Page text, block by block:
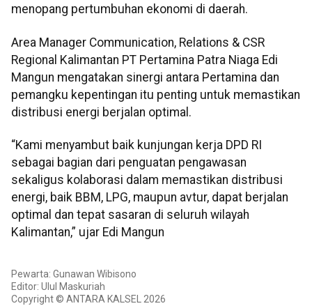
menopang pertumbuhan ekonomi di daerah.
Area Manager Communication, Relations & CSR
Regional Kalimantan PT Pertamina Patra Niaga Edi
Mangun mengatakan sinergi antara Pertamina dan
pemangku kepentingan itu penting untuk memastikan
distribusi energi berjalan optimal.
“Kami menyambut baik kunjungan kerja DPD RI
sebagai bagian dari penguatan pengawasan
sekaligus kolaborasi dalam memastikan distribusi
energi, baik BBM, LPG, maupun avtur, dapat berjalan
optimal dan tepat sasaran di seluruh wilayah
Kalimantan,” ujar Edi Mangun
Pewarta: Gunawan Wibisono
Editor: Ulul Maskuriah
Copyright © ANTARA KALSEL 2026